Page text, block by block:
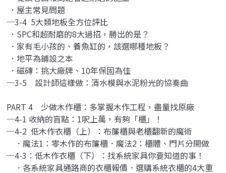
．屋主常見問題
─3-4 5大類地板全方位評比
．SPC和超耐磨的8大過招，勝出的是？
．家有毛小孩的、養魚缸的，該選哪種地板？
．地平為鋪設之本
．磁磚：挑大廠牌、10年保固為佳
─3-5 設計師這樣做：清水模與水泥粉光的協奏曲
PART 4 少做木作櫃：多掌握木作工程，盡量找原廠
─4-1 收納的盲點：1呎上萬，有夠「櫃」！
─4-2 低木作衣櫃（上）：布簾櫃與老櫃翻新的魔術
．魔法1：零木作的布簾櫃．魔法2：櫃體、門片分開做
─4-3：低木作衣櫃（下）：找系統家具你要知道的事！
．各系統家具通路商的衣櫃報價．選購系統衣櫃的4大重